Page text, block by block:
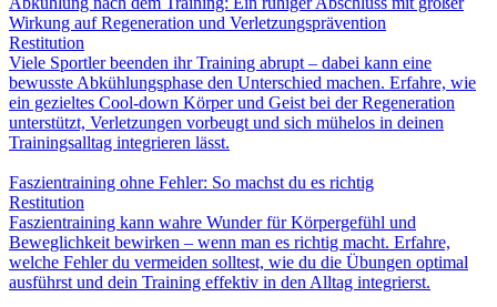
Wirkung auf Regeneration und Verletzungsprävention
Restitution
Viele Sportler beenden ihr Training abrupt – dabei kann eine
bewusste Abkühlungsphase den Unterschied machen. Erfahre, wie
ein gezieltes Cool-down Körper und Geist bei der Regeneration
unterstützt, Verletzungen vorbeugt und sich mühelos in deinen
Trainingsalltag integrieren lässt.
Faszientraining ohne Fehler: So machst du es richtig
Restitution
Faszientraining kann wahre Wunder für Körpergefühl und
Beweglichkeit bewirken – wenn man es richtig macht. Erfahre,
welche Fehler du vermeiden solltest, wie du die Übungen optimal
ausführst und dein Training effektiv in den Alltag integrierst.